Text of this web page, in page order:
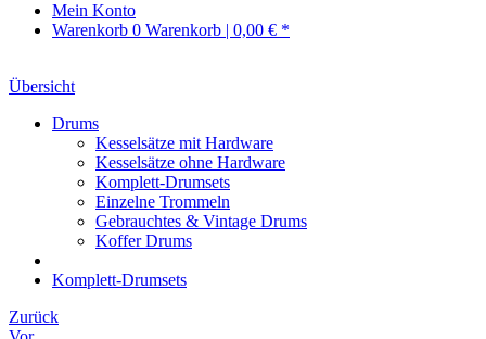
Mein Konto
Warenkorb 0 Warenkorb | 0,00 € *
Übersicht
Drums
Kesselsätze mit Hardware
Kesselsätze ohne Hardware
Komplett-Drumsets
Einzelne Trommeln
Gebrauchtes & Vintage Drums
Koffer Drums
Komplett-Drumsets
Zurück